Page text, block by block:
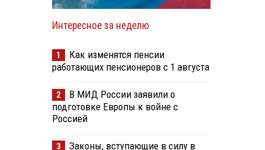
Интересное за неделю
1
Как изменятся пенсии
работающих пенсионеров с 1 августа
2
В МИД России заявили о
подготовке Европы к войне с
Россией
3
Законы, вступающие в силу в